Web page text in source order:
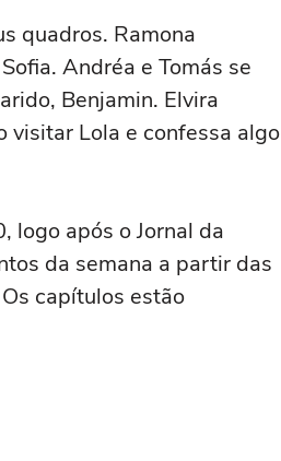
quadros. Ramona
Andréa e Tomás se
Benjamin. Elvira
visitar Lola e confessa algo
logo após o Jornal da
da semana a partir das
capítulos estão